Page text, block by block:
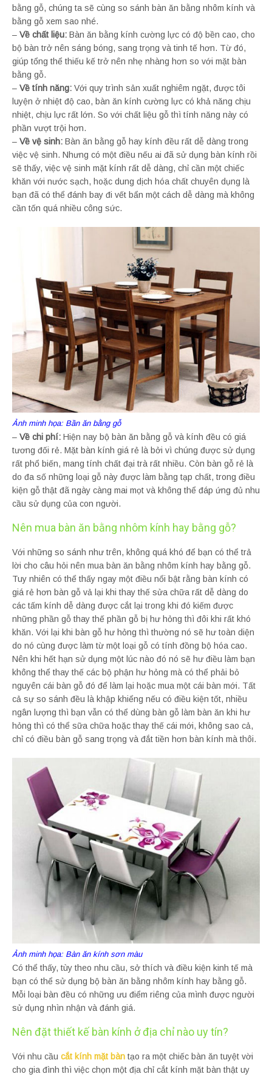
bằng gỗ, chúng ta sẽ cùng so sánh bàn ăn bằng nhôm kính và
bằng gỗ xem sao nhé.
– Về chất liệu: Bàn ăn bằng kính cường lực có độ bền cao, cho
bộ bàn trở nên sáng bóng, sang trọng và tinh tế hơn. Từ đó,
giúp tổng thể thiếu kế trở nên nhẹ nhàng hơn so với mặt bàn
bằng gỗ.
– Về tính năng: Với quy trình sản xuất nghiêm ngặt, được tôi
luyện ở nhiệt độ cao, bàn ăn kính cường lực có khả năng chịu
nhiệt, chịu lực rất lớn. So với chất liệu gỗ thì tính năng này có
phần vượt trội hơn.
– Về vệ sinh: Bàn ăn bằng gỗ hay kính đều rất dễ dàng trong
việc vệ sinh. Nhưng có một điều nếu ai đã sử dụng bàn kính rồi
sẽ thấy, việc vệ sinh mặt kính rất dễ dàng, chỉ cần một chiếc
khăn với nước sạch, hoặc dung dịch hóa chất chuyên dụng là
bạn đã có thể đánh bay đi vết bẩn một cách dễ dàng mà không
cần tốn quá nhiều công sức.
Ảnh minh họa: Bần ăn bằng gỗ
– Về chi phí: Hiện nay bộ bàn ăn bằng gỗ và kính đều có giá
tương đối rẻ. Mặt bàn kính giá rẻ là bởi vì chúng được sử dụng
rất phổ biến, mang tính chất đại trà rất nhiều. Còn bàn gỗ rẻ là
do đa số những loại gỗ này được làm bằng tạp chất, trong điều
kiện gỗ thật đã ngày càng mai mọt và không thể đáp ứng đủ nhu
cầu sử dụng của con người.
Nên mua bàn ăn bằng nhôm kính hay bằng gỗ?
Với những so sánh như trên, không quá khó để bạn có thể trả
lời cho câu hỏi nên mua bàn ăn bằng nhôm kính hay bằng gỗ.
Tuy nhiên có thể thấy ngay một điều nổi bật rằng bàn kính có
giá rẻ hơn bàn gỗ vả lại khi thay thế sửa chữa rất dễ dàng do
các tấm kính dễ dàng được cắt lại trong khi đó kiếm được
những phần gỗ thay thế phần gỗ bị hư hỏng thì đôi khi rất khó
khăn. Với lại khi bàn gỗ hư hỏng thì thường nó sẽ hư toàn diện
do nó cùng được làm từ một loại gỗ có tính đồng bộ hóa cao.
Nên khi hết hạn sử dụng một lúc nào đó nó sẽ hư điều làm bạn
không thể thay thế các bộ phận hư hỏng mà có thể phải bỏ
nguyên cái bàn gỗ đó để làm lại hoặc mua một cái bàn mới. Tất
cả sự so sánh đều là khập khiểng nếu có điều kiện tốt, nhiều
ngân lượng thì bạn vẫn có thể dùng bàn gỗ làm bàn ăn khi hư
hỏng thì có thể sữa chữa hoặc thay thế cái mới, không sao cả,
chỉ có điều bàn gỗ sang trọng và đắt tiền hơn bàn kính mà thôi.
Ảnh minh họa: Bàn ăn kính sơn màu
Có thể thấy, tùy theo nhu cầu, sở thích và điều kiện kinh tế mà
bạn có thể sử dụng bộ bàn ăn bằng nhôm kính hay bằng gỗ.
Mỗi loại bàn đều có những ưu điểm riêng của mình được người
sử dụng nhìn nhận và đánh giá.
Nên đặt thiết kế bàn kính ở địa chỉ nào uy tín?
Với nhu cầu cắt kính mặt bàn tạo ra một chiếc bàn ăn tuyệt vời
cho gia đình thì việc chọn một địa chỉ cắt kính mặt bàn thật uy